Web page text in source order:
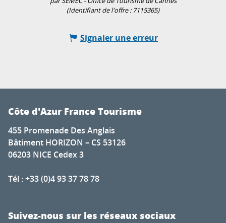
(Identifiant de l'offre : 7115365)
Signaler une erreur
Côte d'Azur France Tourisme
455 Promenade Des Anglais
Bâtiment HORIZON – CS 53126
06203 NICE Cedex 3
Tél : +33 (0)4 93 37 78 78
Suivez-nous sur les réseaux sociaux